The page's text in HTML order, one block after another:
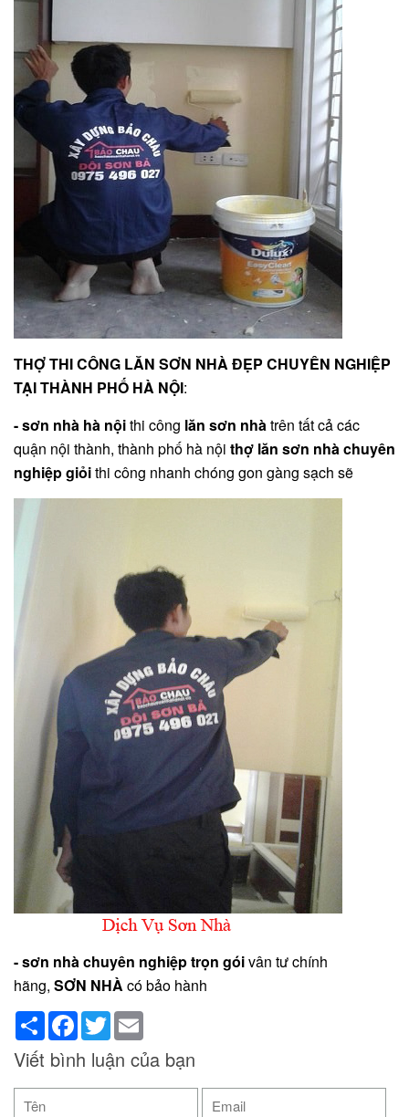
THỢ THI CÔNG LĂN SƠN NHÀ ĐẸP CHUYÊN NGHIỆP
TẠI THÀNH PHỐ HÀ NỘI:
- sơn nhà hà nộithi công lăn sơn nhàtrên tất cả các
quận nội thành, thành phố hà nội thợ lăn sơn nhà chuyên
nghiệp giỏithi công nhanh chóng gon gàng sạch sẽ
- sơn nhà chuyên nghiệp trọn góivân tư chính
hãng, SƠN NHÀ có bảo hành
ShareFacebook
Twitter
Viết bình luận của bạn